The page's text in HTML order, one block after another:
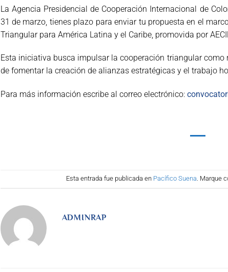
La Agencia Presidencial de Cooperación Internacional de
31 de marzo, tienes plazo para enviar tu propuesta en el
Triangular para América Latina y el Caribe, promovida por
Esta iniciativa busca impulsar la cooperación triangular
de fomentar la creación de alianzas estratégicas y el trabajo
Para más información escribe al correo electrónico:
Esta entrada fue publicada en Pacífico Suena. Marque
ADMINRAP